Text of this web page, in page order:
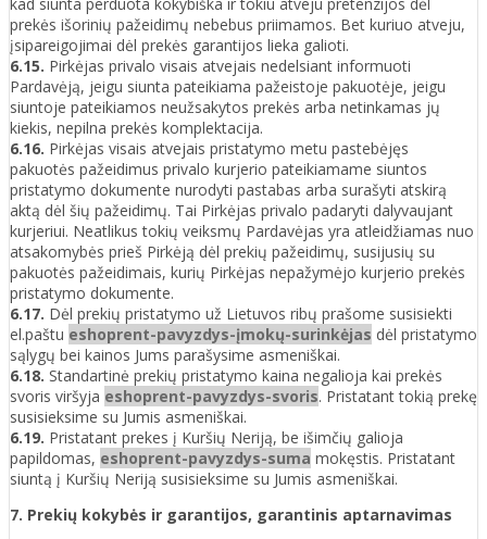
prekės išorinių pažeidimų nebebus priimamos. Bet kuriuo atveju,
įsipareigojimai dėl prekės garantijos lieka galioti.
6.15. Pirkėjas privalo visais atvejais nedelsiant informuoti
Pardavėją, jeigu siunta pateikiama pažeistoje pakuotėje, jeigu
siuntoje pateikiamos neužsakytos prekės arba netinkamas jų
kiekis, nepilna prekės komplektacija.
6.16. Pirkėjas visais atvejais pristatymo metu pastebėjęs
pakuotės pažeidimus privalo kurjerio pateikiamame siuntos
pristatymo dokumente nurodyti pastabas arba surašyti atskirą
aktą dėl šių pažeidimų. Tai Pirkėjas privalo padaryti dalyvaujant
kurjeriui. Neatlikus tokių veiksmų Pardavėjas yra atleidžiamas nuo
atsakomybės prieš Pirkėją dėl prekių pažeidimų, susijusių su
pakuotės pažeidimais, kurių Pirkėjas nepažymėjo kurjerio prekės
pristatymo dokumente.
6.17. Dėl prekių pristatymo už Lietuvos ribų prašome susisiekti
el.paštu eshoprent-pavyzdys-įmokų-surinkėjas dėl pristatymo
sąlygų bei kainos Jums parašysime asmeniškai.
6.18. Standartinė prekių pristatymo kaina negalioja kai prekės
svoris viršyja eshoprent-pavyzdys-svoris. Pristatant tokią prekę
susisieksime su Jumis asmeniškai.
6.19. Pristatant prekes į Kuršių Neriją, be išimčių galioja
papildomas, eshoprent-pavyzdys-suma mokęstis. Pristatant
siuntą į Kuršių Neriją susisieksime su Jumis asmeniškai.
7. Prekių kokybės ir garantijos, garantinis aptarnavimas